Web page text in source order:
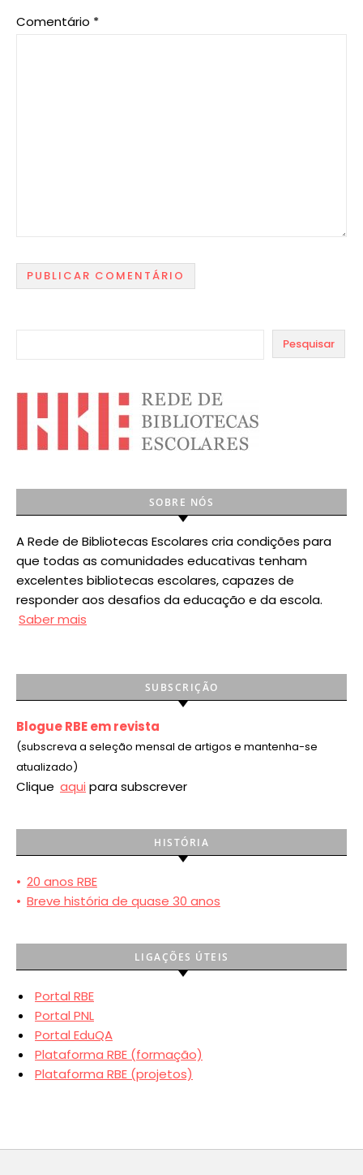
Comentário *
Pesquisar
SOBRE NÓS
A Rede de Bibliotecas Escolares cria condições para
que todas as comunidades educativas tenham
excelentes bibliotecas escolares, capazes de
responder aos desafios da educação e da escola.
Saber mais
SUBSCRIÇÃO
Blogue RBE em revista
(subscreva a seleção mensal de artigos e mantenha-se
atualizado)
Clique aqui para subscrever
HISTÓRIA
• 20 anos RBE
• Breve história de quase 30 anos
LIGAÇÕES ÚTEIS
Portal RBE
Portal PNL
Portal EduQA
Plataforma RBE (formação)
Plataforma RBE (projetos)